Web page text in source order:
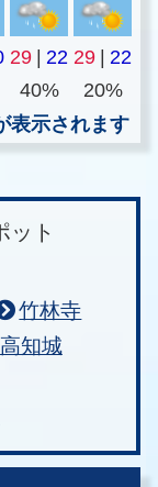
29 22 29
22
40%
20%
表示されます
ット
竹林寺
高知城